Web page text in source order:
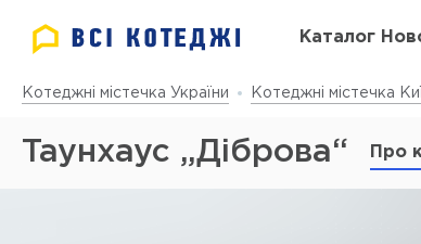
Каталог
Котеджні містечка України Котеджні містечка
Таунхаус „Діброва“ Про